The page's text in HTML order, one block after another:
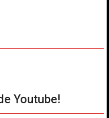
Youtube!